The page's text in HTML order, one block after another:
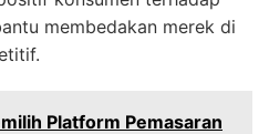
membedakan merek di
Platform Pemasaran